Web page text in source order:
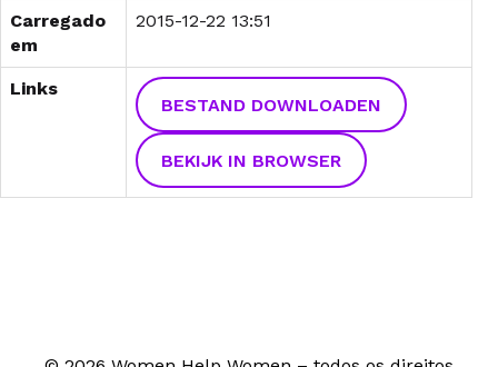
Carregado
em
2015-12-22 13:51
Links
BESTAND DOWNLOADEN
BEKIJK IN BROWSER